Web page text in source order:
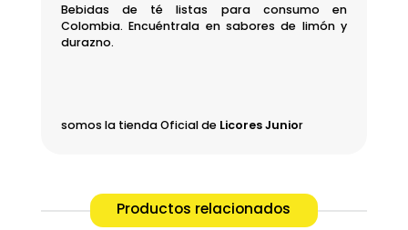
Bebidas de té listas para consumo en
Colombia. Encuéntrala en sabores de limón y
durazno.
somos la tienda Oficial de Licores Junior
Productos relacionados